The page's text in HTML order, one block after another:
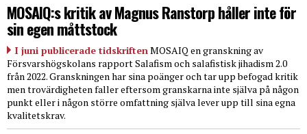
MOSAIQ:s kritik av Magnus Ranstorp håller inte för
sin egen måttstock
I juni publicerade tidskriften MOSAIQ en granskning av
Försvarshögskolans rapport Salafism och salafistisk jihadism 2.0
från 2022. Granskningen har sina poänger och tar upp befogad kritik
men trovärdigheten faller eftersom granskarna inte själva på någon
punkt eller i någon större omfattning själva lever upp till sina egna
kvalitetskrav.